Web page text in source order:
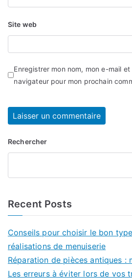
Site web
Enregistrer mon nom, mon e-mail
navigateur pour mon prochain
Rechercher
Recent Posts
Conseils pour choisir le bon
réalisations de menuiserie
Réparation de pièces antiques :
Les erreurs à éviter lors de vos